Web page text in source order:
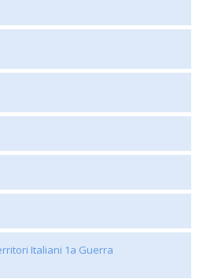
Italiani 1a Guerra